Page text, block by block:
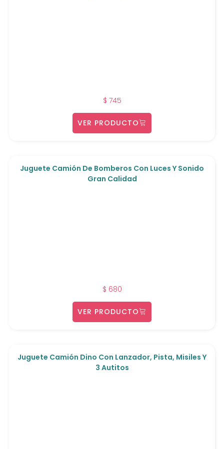
$ 745
VER PRODUCTO
Juguete Camión De Bomberos Con Luces Y Sonido
Gran Calidad
$ 680
VER PRODUCTO
Juguete Camión Dino Con Lanzador, Pista, Misiles Y
3 Autitos